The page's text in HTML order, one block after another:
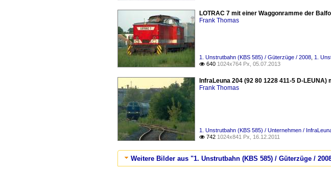
LOTRAC 7 mit einer Waggonramme der
Frank Thomas
1. Unstrutbahn (KBS 585) / Güterzüge / 2008 1.
 640 1024x764 Px, 05.07.2013
InfraLeuna 204 (92 80 1228 411-5 D-
Frank Thomas
1. Unstrutbahn (KBS 585) / Unternehmen /
 742 1024x841 Px, 16.12.2011
Weitere Bilder aus "1. Unstrutbahn (KBS 585) / Güterzüge /